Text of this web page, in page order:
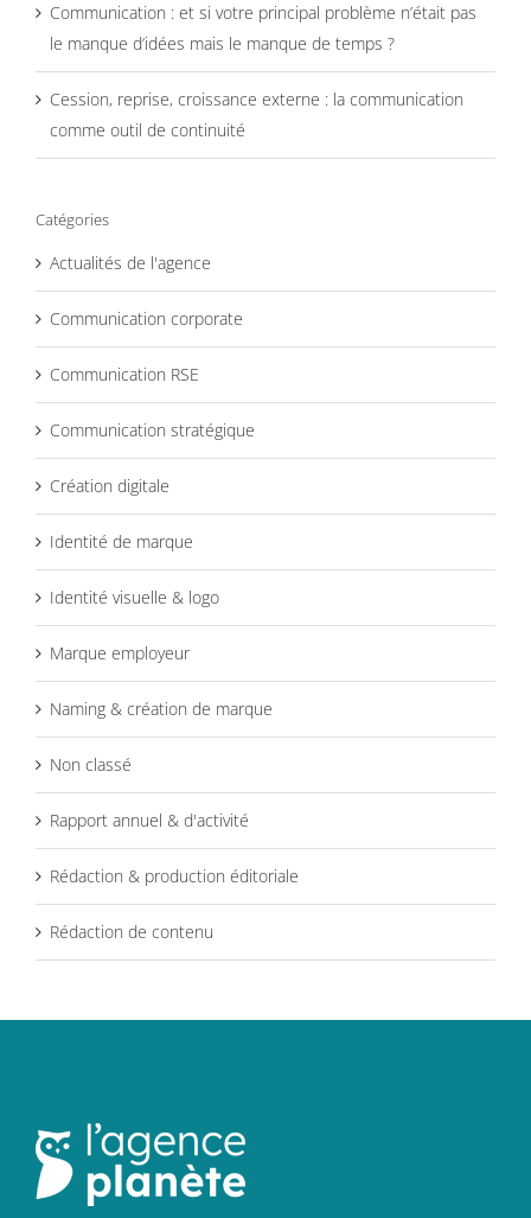
Communication : et si votre principal problème n’était pas
le manque d’idées mais le manque de temps ?
Cession, reprise, croissance externe : la communication
comme outil de continuité
Catégories
Actualités de l'agence
Communication corporate
Communication RSE
Communication stratégique
Création digitale
Identité de marque
Identité visuelle & logo
Marque employeur
Naming & création de marque
Non classé
Rapport annuel & d'activité
Rédaction & production éditoriale
Rédaction de contenu